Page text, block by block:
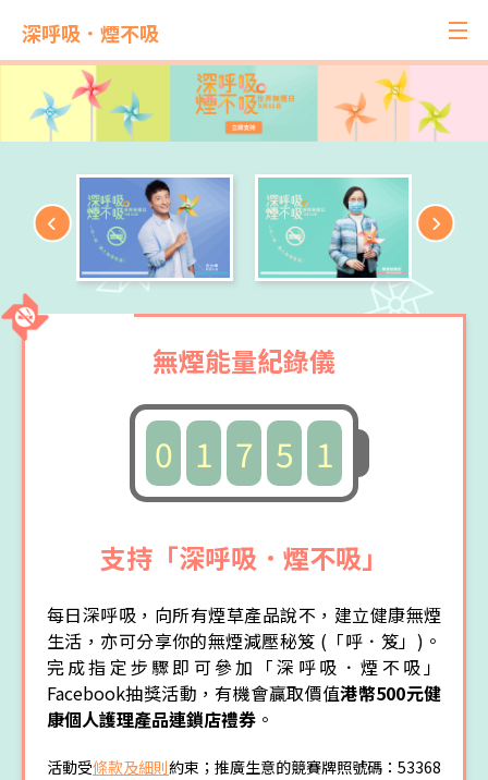
深呼吸．煙不吸
無煙能量紀錄儀
0 1 7 5 1
支持「深呼吸．煙不吸」
每日深呼吸，向所有煙草產品說不，建立健康無煙
生活，亦可分享你的無煙減壓秘笈 (「呼．笈」)。
完成指定步驟即可參加「深呼吸．煙不吸」
Facebook抽獎活動，有機會贏取價值港幣500元健
康個人護理產品連鎖店禮券 。
活動受條款及細則約束；推廣生意的競賽牌照號碼：53368